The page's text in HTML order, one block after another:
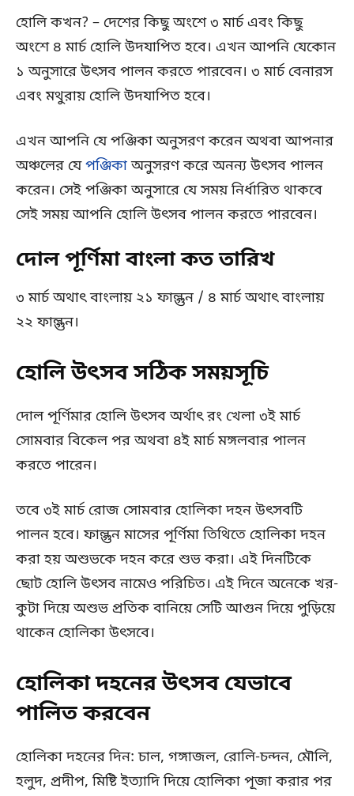
হোলি কখন? – দেশের কিছু অংশে ৩ মার্চ এবং কিছু
অংশে ৪ মার্চ হোলি উদযাপিত হবে। এখন আপনি যেকোন
১ অনুসারে উৎসব পালন করতে পারবেন। ৩ মার্চ বেনারস
এবং মথুরায় হোলি উদযাপিত হবে।
এখন আপনি যে পঞ্জিকা অনুসরণ করেন অথবা আপনার
অঞ্চলের যেপঞ্জিকাঅনুসরণ করে অনন্য উৎসব পালন
করেন। সেই পঞ্জিকা অনুসারে যে সময় নির্ধারিত থাকবে
সেই সময় আপনি হোলি উৎসব পালন করতে পারবেন।
দোল পূর্ণিমা বাংলা কত তারিখ
৩ মার্চ অথাৎ বাংলায় ২১ ফাল্গুন / ৪ মার্চ অথাৎ বাংলায়
২২ ফাল্গুন।
হোলি উৎসব সঠিক সময়সূচি
দোল পূর্ণিমার হোলি উৎসব অর্থাৎ রং খেলা ৩ই মার্চ
সোমবার বিকেল পর অথবা ৪ই মার্চ মঙ্গলবার পালন
করতে পারেন।
তবে ৩ই মার্চ রোজ সোমবার হোলিকা দহন উৎসবটি
পালন হবে। ফাল্গুন মাসের পূর্ণিমা তিথিতে হোলিকা দহন
করা হয় অশুভকে দহন করে শুভ করা। এই দিনটিকে
ছোট হোলি উৎসব নামেও পরিচিত। এই দিনে অনেকে খর-
কুটা দিয়ে অশুভ প্রতিক বানিয়ে সেটি আগুন দিয়ে পুড়িয়ে
থাকেন হোলিকা উৎসবে।
হোলিকা দহনের উৎসব যেভাবে
পালিত করবেন
হোলিকা দহনের দিন: চাল, গঙ্গাজল, রোলি-চন্দন, মৌলি,
হলুদ, প্রদীপ, মিষ্টি ইত্যাদি দিয়ে হোলিকা পূজা করার পর